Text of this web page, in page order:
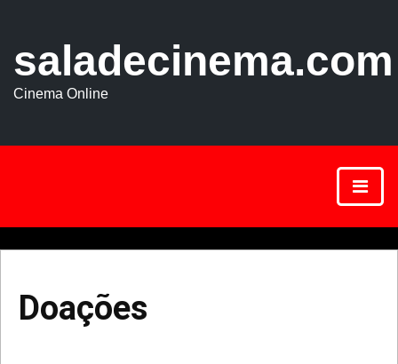
saladecinema.com
Cinema Online
Doações